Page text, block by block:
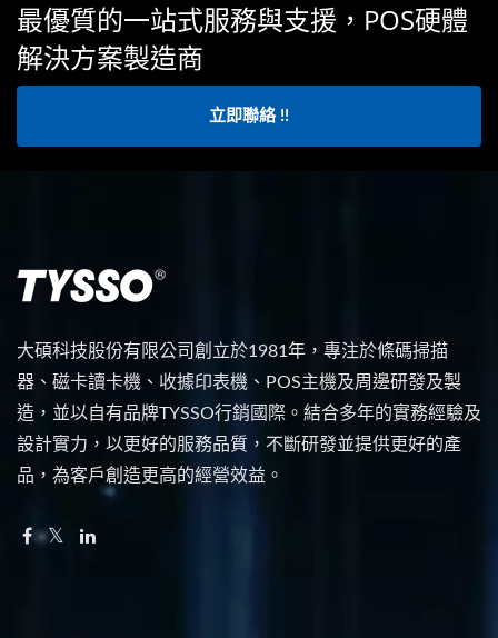
最優質的一站式服務與支援，POS硬體
解決方案製造商
立即聯絡 !!
大碩科技股份有限公司創立於1981年，專注於條碼掃描
器、磁卡讀卡機、收據印表機、POS主機及周邊研發及製
造，並以自有品牌TYSSO行銷國際。結合多年的實務經驗及
設計實力，以更好的服務品質，不斷研發並提供更好的產
品，為客戶創造更高的經營效益。